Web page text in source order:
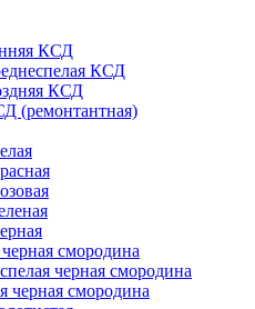
КСД
КСД
КСД
(ремонтантная)
смородина
черная смородина
черная смородина